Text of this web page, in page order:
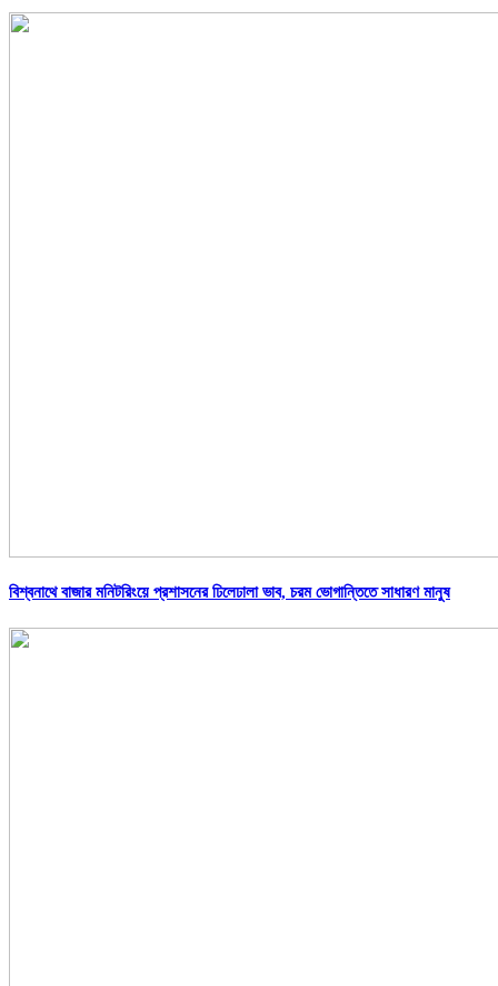
বিশ্বনাথে বাজার মনিটরিংয়ে প্রশাসনের ঢিলেঢালা ভাব, চরম ভোগান্তিতে সাধারণ মানুষ